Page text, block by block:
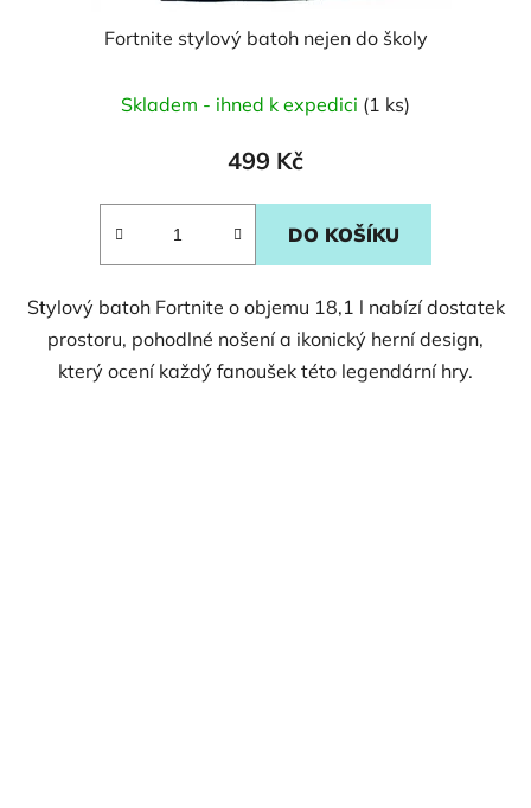
Fortnite stylový batoh nejen do školy
Skladem - ihned k expedici (1 ks)
499 Kč
DO KOŠÍKU
Stylový batoh Fortnite o objemu 18,1 l nabízí dostatek
prostoru, pohodlné nošení a ikonický herní design,
který ocení každý fanoušek této legendární hry.